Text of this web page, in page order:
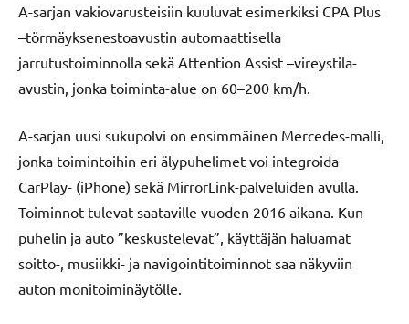
A-sarjan vakiovarusteisiin kuuluvat esimerkiksi CPA Plus
–törmäyksenestoavustin automaattisella
jarrutustoiminnolla sekä Attention Assist –vireystila-
avustin, jonka toiminta-alue on 60–200 km/h.
A-sarjan uusi sukupolvi on ensimmäinen Mercedes-malli,
jonka toimintoihin eri älypuhelimet voi integroida
CarPlay- (iPhone) sekä MirrorLink-palveluiden avulla.
Toiminnot tulevat saataville vuoden 2016 aikana. Kun
puhelin ja auto ”keskustelevat”, käyttäjän haluamat
soitto-, musiikki- ja navigointitoiminnot saa näkyviin
auton monitoiminäytölle.